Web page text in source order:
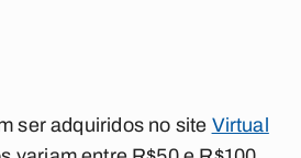
ser adquiridos no site Virtual